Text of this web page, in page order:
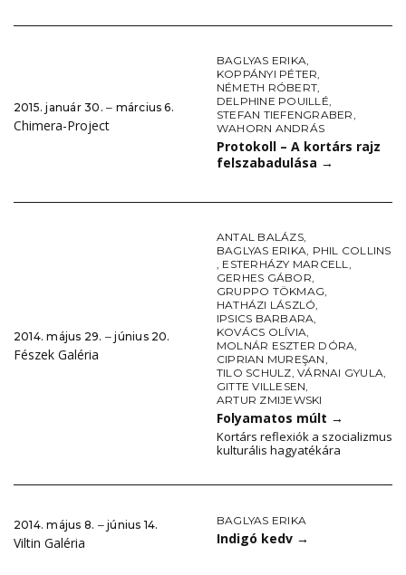
2015. január 30. ‒ március 6.
Chimera-Project
BAGLYAS ERIKA,
KOPPÁNYI PÉTER,
NÉMETH RÓBERT,
DELPHINE POUILLÉ,
STEFAN TIEFENGRABER,
WAHORN ANDRÁS
Protokoll – A kortárs rajz
felszabadulása →
2014. május 29. ‒ június 20.
Fészek Galéria
ANTAL BALÁZS,
BAGLYAS ERIKA, PHIL COLLINS
, ESTERHÁZY MARCELL,
GERHES GÁBOR,
GRUPPO TÖKMAG,
HATHÁZI LÁSZLÓ,
IPSICS BARBARA,
KOVÁCS OLÍVIA,
MOLNÁR ESZTER DÓRA,
CIPRIAN MUREŞAN,
TILO SCHULZ,VÁRNAI GYULA,
GITTE VILLESEN,
ARTUR ZMIJEWSKI
Folyamatos múlt →
Kortárs reflexiók a szocializmus
kulturális hagyatékára
2014. május 8. ‒ június 14.
Viltin Galéria
BAGLYAS ERIKA
Indigó kedv →